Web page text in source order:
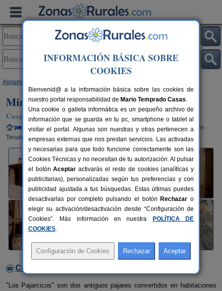
Alojamientos
Mirador del Maestrazgo
Casa Rural en Ejulve (Teruel)
Alquiler completo y por habitaciones 10+8 plazas
100 km de
Teruel
Contactar con el alojamiento
"Los Pajarcicos" son dos antiguos pajares convertidos en habitaciones
INFORMACIÓN BÁSICA SOBRE
COOKIES
Bienvenid@ a la información básica sobre las cookies de
nuestro portal responsabilidad de Mario Temprado Casas.
Una cookie o galleta informática es un pequeño archivo de
información que se guarda en tu pc, smartphone o tablet al
visitar el portal. Algunas son nuestras y otras pertenecen a
empresas externas que nos prestan servicios. Las activadas
y necesarias para que todo funcione correctamente son las
Cookies Técnicas y no necesitan de tu autorización. Al pulsar
el botónAceptar activarás el resto de cookies (analíticas y
publicitarias), personalizadas según tus preferencias y con
publicidad ajustada a tus búsquedas. Estas últimas puedes
desactivarlas por completo pulsando el botón Rechazar o
elegir su activación/desactivación desde “Configuración de
Cookies”. Más información en nuestra
POLÍTICA DE
COOKIES.